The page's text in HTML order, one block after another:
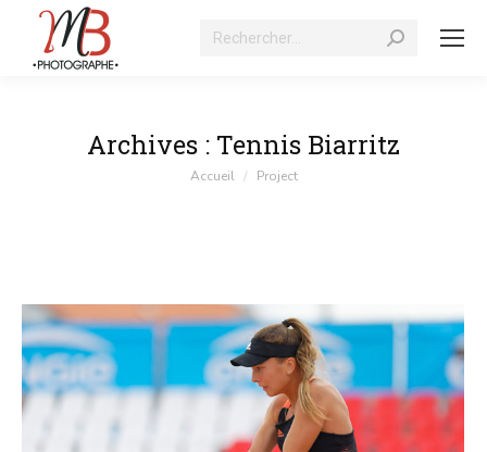
Recherche
Archives : Tennis Biarritz
Vous êtes ici :
Accueil Project